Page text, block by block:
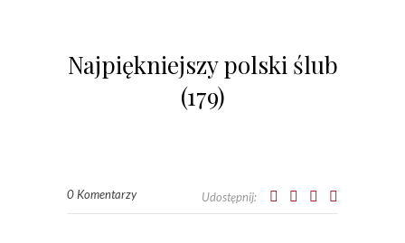
Najpiękniejszy polski ślub
(179)
0 Komentarzy Udostępnij: